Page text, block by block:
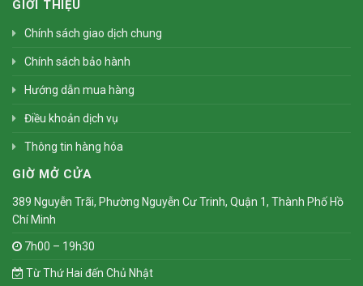
GIỚI THIỆU
Chính sách giao dịch chung
Chính sách bảo hành
Hướng dẫn mua hàng
Điều khoản dịch vụ
Thông tin hàng hóa
GIỜ MỞ CỬA
389 Nguyễn Trãi, Phường Nguyễn Cư Trinh, Quận 1, Thành Phố Hồ
Chí Minh
7h00 – 19h30
Từ Thứ Hai đến Chủ Nhật